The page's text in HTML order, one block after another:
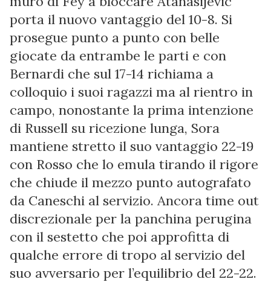
porta il nuovo vantaggio del 10-8. Si
prosegue punto a punto con belle
giocate da entrambe le parti e con
Bernardi che sul 17-14 richiama a
colloquio i suoi ragazzi ma al rientro in
campo, nonostante la prima intenzione
di Russell su ricezione lunga, Sora
mantiene stretto il suo vantaggio 22-19
con Rosso che lo emula tirando il rigore
che chiude il mezzo punto autografato
da Caneschi al servizio. Ancora time out
discrezionale per la panchina perugina
con il sestetto che poi approfitta di
qualche errore di tropo al servizio del
suo avversario per l’equilibrio del 22-22.